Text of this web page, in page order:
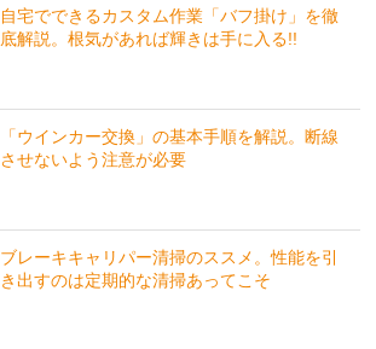
自宅でできるカスタム作業「バフ掛け」を徹
底解説。根気があれば輝きは手に入る!!
「ウインカー交換」の基本手順を解説。断線
させないよう注意が必要
ブレーキキャリパー清掃のススメ。性能を引
き出すのは定期的な清掃あってこそ